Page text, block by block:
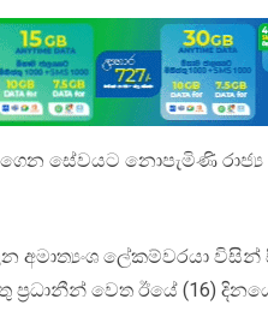
සේවයට නොපැමිණි
අමාත්‍යංශ ලේකම්වරයා විසින්
වෙත ඊයේ (16)